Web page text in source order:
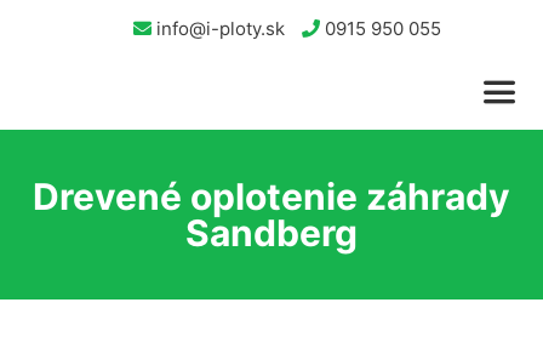
info@i-ploty.sk 0915 950 055
Drevené oplotenie záhrady
Sandberg